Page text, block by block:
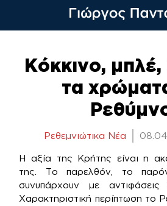
contentΚόκκινο, μπλέ,
τα
Ρεθεμνιώτικα Νέα
Η αξία της Κρήτης είναι η
της. Το παρελθόν, το
συνυπάρχουν με αντιφάσεις
Χαρακτηριστική περίπτωση το